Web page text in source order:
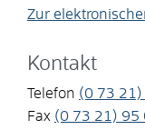
Zur
Kontakt
Telefon (0 73 21)
Fax (0 73 21) 95